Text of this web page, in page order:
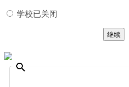
学校已关闭
继续
search